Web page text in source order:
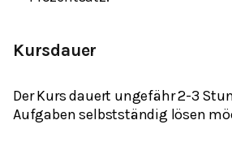
Kursdauer
Der Kurs dauert ungefähr 2-3
Aufgaben selbstständig lösen